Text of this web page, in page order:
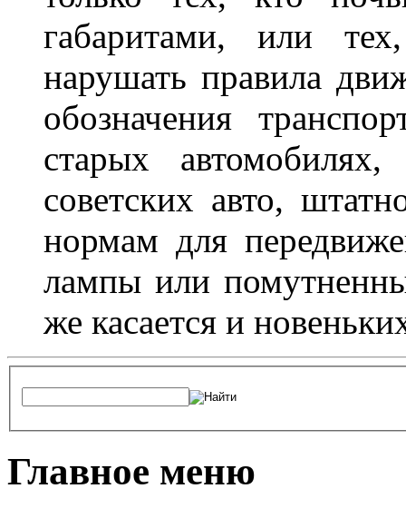
габаритами, или
нарушать правила
обозначения
старых
советских авто,
нормам для
лампы или
же касается и
Главное меню